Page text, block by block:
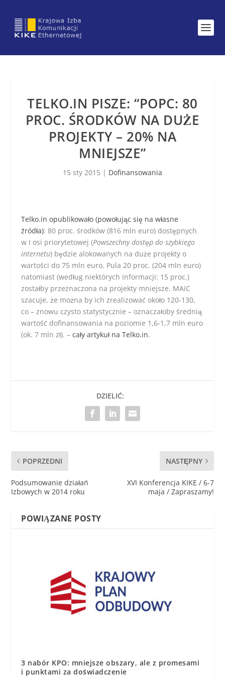
TELKO.IN PISZE: “POPC: 80
PROC. ŚRODKÓW NA DUŻE
PROJEKTY – 20% NA
MNIEJSZE”
15 sty 2015 | Dofinansowania
Telko.in opublikowało (powołując się na własne
źródła): 80 proc. środków (816 mln euro) dostępnych
w I osi priorytetowej (Powszechny dostęp do szybkiego
internetu) będzie alokowanych na duże projekty o
wartości do 75 mln euro. Pula 20 proc. (204 mln euro)
natomiast (według niektórych informacji: 15 proc.)
zostałby przeznaczona na projekty mniejsze. MAiC
szacuje, że można by ich zrealizować około 120-130,
co – znowu czysto statystycznie – oznaczałoby średnią
wartość dofinansowania na poziomie 1,6-1,7 mln euro
(ok. 7 mln zł). –cały artykuł na Telko.in.
DZIELIĆ:
POPRZEDNI
Podsumowanie działań
Izbowych w 2014 roku
NASTĘPNY
XVI Konferencja KIKE / 6-7
maja / Zapraszamy!
POWIĄZANE POSTY
3 nabór KPO: mniejsze obszary, ale z promesami
i punktami za doświadczenie